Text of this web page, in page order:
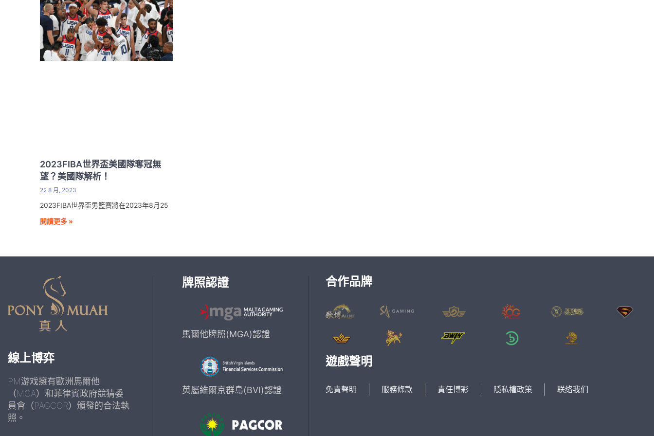
2023FIBA世界盃美國隊奪冠無
望？美國隊解析！
22 8 月, 2023
2023FIBA世界盃男籃賽將在2023年8月25
閱讀更多 »
線上博弈
PM游戏擁有歐洲馬爾他
（MGA）和菲律賓政府競猜委
員會（PAGCOR）頒發的合法執
照。
牌照認證
馬爾他牌照(MGA)認證
英屬維爾京群島(BVI)認證
合作品牌
遊戲聲明
免責聲明 服務條款 責任博彩 隱私權政策 联络我们